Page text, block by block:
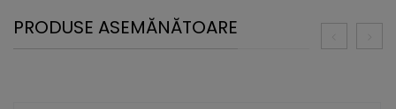
PRODUSE ASEMĂNĂTOARE